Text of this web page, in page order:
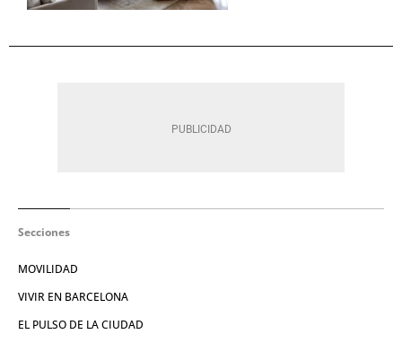
Secciones
MOVILIDAD
VIVIR EN BARCELONA
EL PULSO DE LA CIUDAD